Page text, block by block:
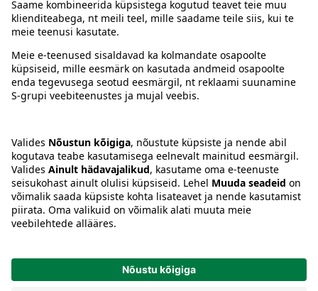
Juhised
Tingimused
Keel:ETENRU